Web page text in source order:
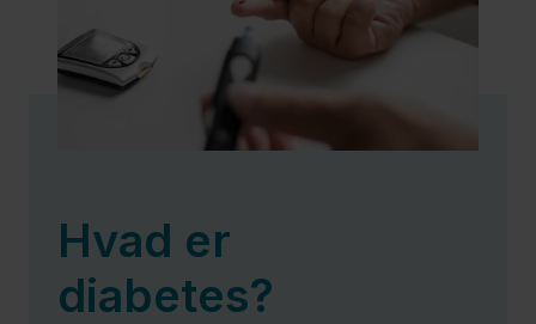
Kræft
Psykisk
sygdom
Hvad er
diabetes?